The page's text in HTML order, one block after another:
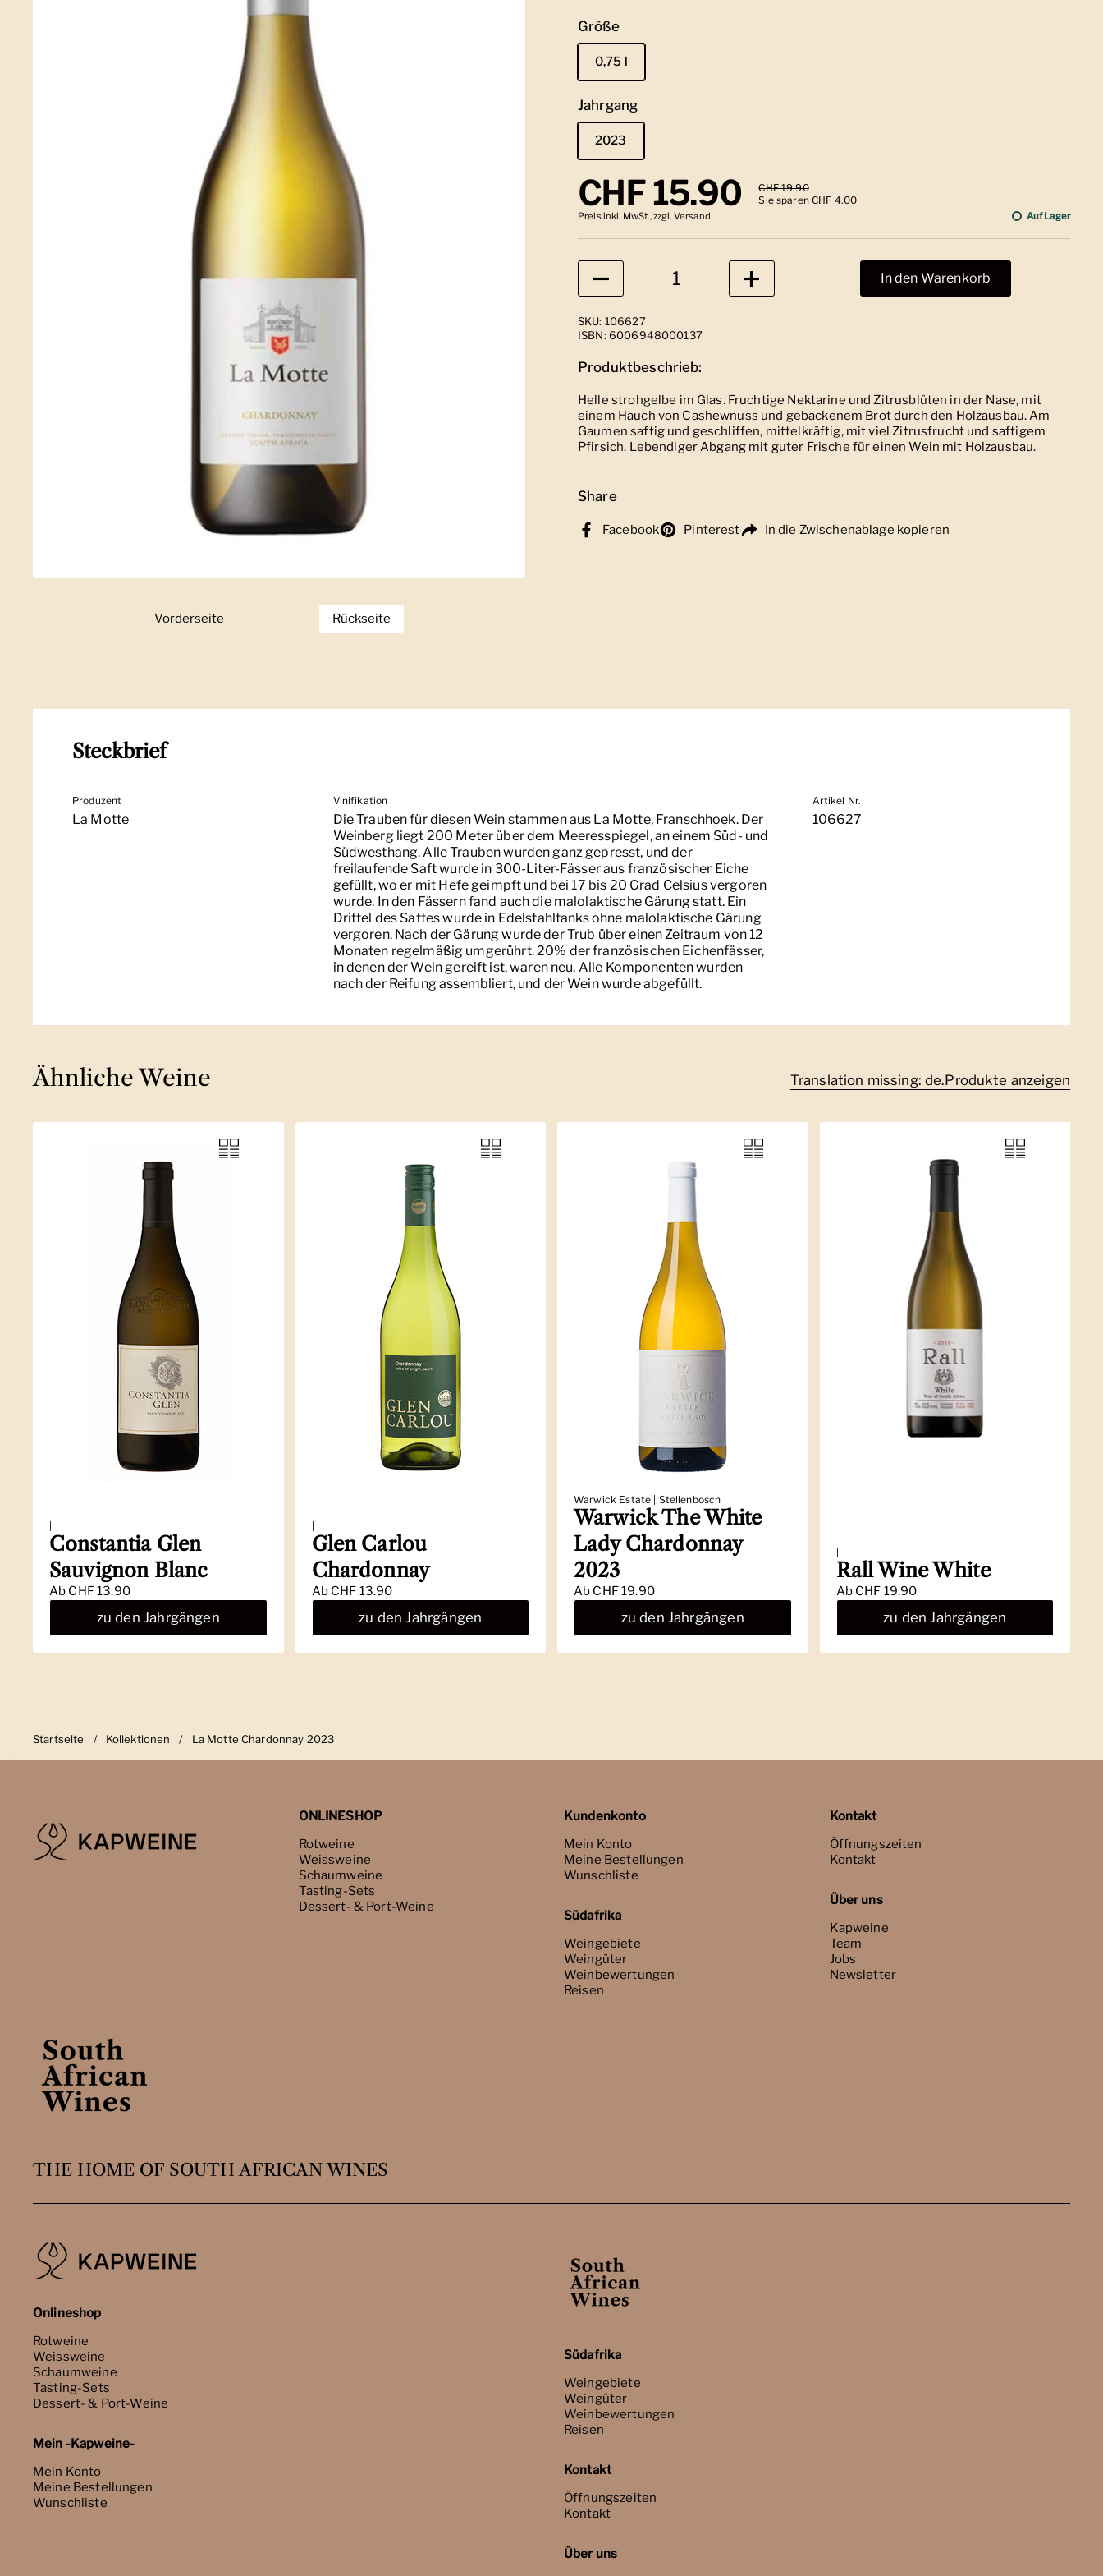
Zeige Folie 1
Vorderseite Zeige Folie 2
Rückseite
Größe
0,75 l
Jahrgang
2023
Regulärer Preis
CHF 15.90 Sale-Preis
CHF 19.90
Sie sparen CHF 4.00
Preis inkl. MwSt., zzgl. Versand Auf Lager
Anzahl
In den Warenkorb
SKU: 106627
ISBN: 6006948000137
Produktbeschrieb:
Helle strohgelbe im Glas. Fruchtige Nektarine und Zitrusblüten in der Nase, mit
einem Hauch von Cashewnuss und gebackenem Brot durch den Holzausbau. Am
Gaumen saftig und geschliffen, mittelkräftig, mit viel Zitrusfrucht und saftigem
Pfirsich. Lebendiger Abgang mit guter Frische für einen Wein mit Holzausbau.
Share
Facebook Pinterest In die Zwischenablage kopieren
Steckbrief
Produzent
La Motte
Vinifikation
Die Trauben für diesen Wein stammen aus La Motte, Franschhoek. Der
Weinberg liegt 200 Meter über dem Meeresspiegel, an einem Süd- und
Südwesthang. Alle Trauben wurden ganz gepresst, und der
freilaufende Saft wurde in 300-Liter-Fässer aus französischer Eiche
gefüllt, wo er mit Hefe geimpft und bei 17 bis 20 Grad Celsius vergoren
wurde. In den Fässern fand auch die malolaktische Gärung statt. Ein
Drittel des Saftes wurde in Edelstahltanks ohne malolaktische Gärung
vergoren. Nach der Gärung wurde der Trub über einen Zeitraum von 12
Monaten regelmäßig umgerührt. 20% der französischen Eichenfässer,
in denen der Wein gereift ist, waren neu. Alle Komponenten wurden
nach der Reifung assembliert, und der Wein wurde abgefüllt.
Artikel Nr.
106627
Ähnliche Weine Translation missing: de.Produkte anzeigen
Constantia Glen
Sauvignon Blanc
Ab CHF 13.90
zu den Jahrgängen
Glen Carlou
Chardonnay
Ab CHF 13.90
zu den Jahrgängen
Warwick Estate | Stellenbosch
Warwick The White
Lady Chardonnay
2023
Ab CHF 19.90
zu den Jahrgängen
Rall Wine White
Ab CHF 19.90
zu den Jahrgängen
Startseite / Kollektionen / La Motte Chardonnay 2023
ONLINESHOP
Rotweine
Weissweine
Schaumweine
Tasting-Sets
Dessert- & Port-Weine
Kundenkonto
Mein Konto
Meine Bestellungen
Wunschliste
Südafrika
Weingebiete
Weingüter
Weinbewertungen
Reisen
Kontakt
Öffnungszeiten
Kontakt
Über uns
Kapweine
Team
Jobs
Newsletter
THE HOME OF SOUTH AFRICAN WINES
Onlineshop
Rotweine
Weissweine
Schaumweine
Tasting-Sets
Dessert- & Port-Weine
Mein -Kapweine-
Mein Konto
Meine Bestellungen
Wunschliste
Südafrika
Weingebiete
Weingüter
Weinbewertungen
Reisen
Kontakt
Öffnungszeiten
Kontakt
Über uns